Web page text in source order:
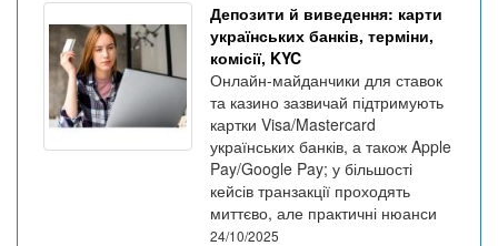
Депозити й виведення: карти
українських банків, терміни,
комісії, KYC
Онлайн-майданчики для ставок
та казино зазвичай підтримують
картки Visa/Mastercard
українських банків, а також Apple
Pay/Google Pay; у більшості
кейсів транзакції проходять
миттєво, але практичні нюанси
24/10/2025